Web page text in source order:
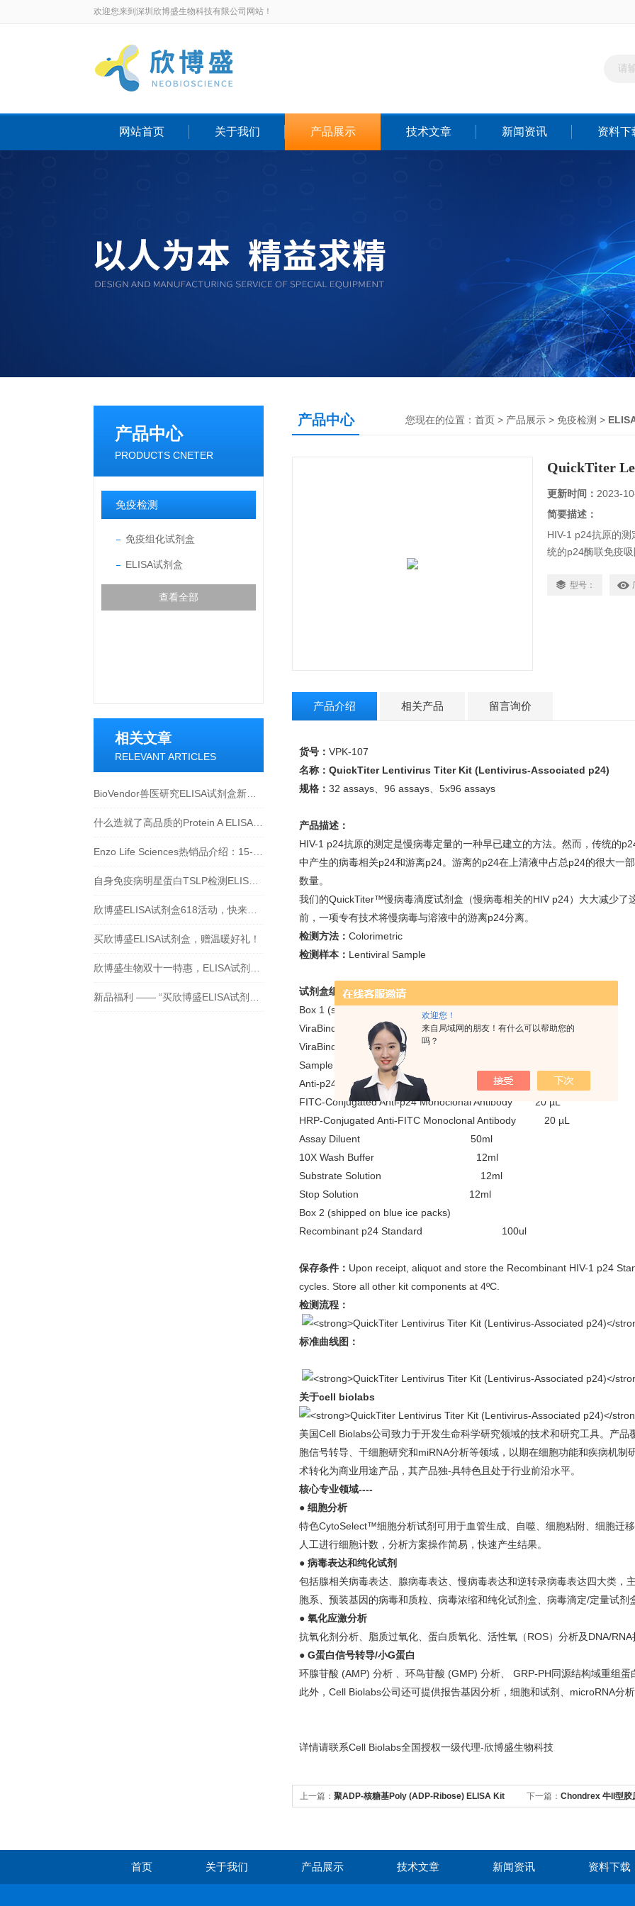
欢迎您！
来自局域网的朋友！有什么可以帮助您的
吗？
欢迎您来到深圳欣博盛生物科技有限公司网站！
网站首页 关于我们 产品展示 技术文章 新闻资讯 资料下
产品中心
PRODUCTS CNETER
免疫检测
免疫组化试剂盒
ELISA试剂盒
查看全部
相关文章
RELEVANT ARTICLES
买欣博盛ELISA试剂盒，赠温暖好礼！
产品中心 您现在的位置： 首页 > 产品展示 > 免疫检测 >
QuickTiter
更新时间： 2023-
简要描述：
HIV-1 p24抗原的
统的p24酶联免疫
型号：
产品介绍 相关产品 留言询价
货号： VPK-107
名称： QuickTiter Lentivirus Titer Kit (Lentivirus-Associated p24)
规格： 32 assays、96 assays 5x96 assays
产品描述：
HIV-1 p24抗原的测定是慢病毒定量的一种早已建立的方法。然而，传统的
中产生的病毒相关p24和游离p24。游离的p24在上清液中占总p24的很大一
数量。
我们的QuickTiter™慢病毒滴度试剂盒（慢病毒相关的HIV p24）大大减少了
前，一项专有技术将慢病毒与溶液中的游离p24分离。
检测方法： Colorimetric
检测样本： Lentiviral Sample
试剂盒组成：
Box 1 (shipped at room temperature)
ViraBind™ Lentivirus Reagent A (100X) 1ml
ViraBind™ Lentivirus Reagent B (100X) 1ml
Sample Diluent 50ml
Anti-p24 Antibody Coated Plate 96wells
FITC-Conjugated Anti-p24 Monoclonal Antibody 20 µL
HRP-Conjugated Anti-FITC Monoclonal Antibody 20 µL
Assay Diluent 50ml
10X Wash Buffer 12ml
Substrate Solution 12ml
Stop Solution 12ml
Box 2 (shipped on blue ice packs)
Recombinant p24 Standard 100ul
保存条件： Upon receipt, aliquot and store the Recombinant HIV-1 p24
cycles. Store all other kit components at 4ºC.
检测流程：
标准曲线图：
关于cell biolabs
美国Cell Biolabs公司致力于开发生命科学研究领域的技术和研究工具。产
胞信号转导、干细胞研究和miRNA分析等领域，以期在细胞功能和疾病机制
术转化为商业用途产品，其产品独-具特色且处于行业前沿水平。
核心专业领域----
● 细胞分析
特色CytoSelect™细胞分析试剂可用于血管生成、自噬、细胞粘附、细胞迁
人工进行细胞计数，分析方案操作简易，快速产生结果。
● 病毒表达和纯化试剂
包括腺相关病毒表达、腺病毒表达、慢病毒表达和逆转录病毒表达四大类，
胞系、预装基因的病毒和质粒、病毒浓缩和纯化试剂盒、病毒滴定/定量试剂
● 氧化应激分析
抗氧化剂分析、脂质过氧化、蛋白质氧化、活性氧（ROS）分析及DNA/RNA
● G蛋白信号转导/小G蛋白
环腺苷酸 (AMP) 分析 、环鸟苷酸 (GMP) 分析、 GRP-PH同源结构域重组蛋
此外， Cell Biolabs公司还可提供报告基因分析，细胞和试剂、 microRNA分
详情请联系Cell Biolabs全国授权一级代理-欣博盛生物科技
上一篇： 聚ADP-核糖基Poly (ADP-Ribose) ELISA Kit 下一篇： Chondrex 牛II型胶
首页 关于我们 产品展示 技术文章 新闻资讯 资料下载